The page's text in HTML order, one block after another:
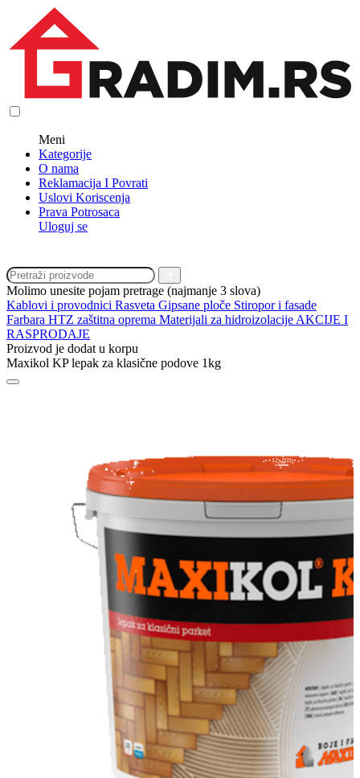
Meni
Kategorije
O nama
Reklamacija I Povrati
Uslovi Koriscenja
Prava Potrosaca
Uloguj se
Molimo unesite pojam pretrage (najmanje 3 slova)
Kablovi i provodnici Rasveta Gipsane ploče Stiropor i fasade
Farbara HTZ zaštitna oprema Materijali za hidroizolacije AKCIJE I
RASPRODAJE
Proizvod je dodat u korpu
Maxikol KP lepak za klasične podove 1kg